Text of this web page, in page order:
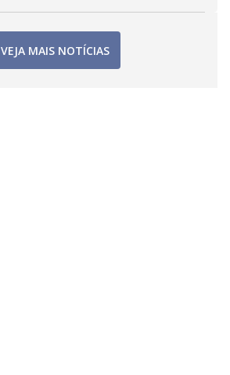
VEJA MAIS NOTÍCIAS